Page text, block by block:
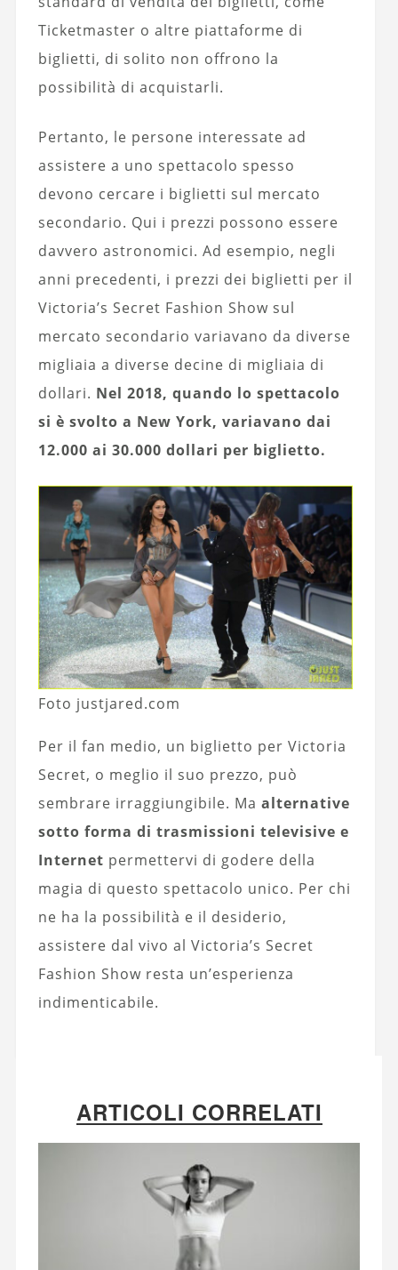
Ticketmaster o altre piattaforme di
biglietti, di solito non offrono la
possibilità di acquistarli.
Pertanto, le persone interessate ad
assistere a uno spettacolo spesso
devono cercare i biglietti sul mercato
secondario. Qui i prezzi possono essere
davvero astronomici. Ad esempio, negli
anni precedenti, i prezzi dei biglietti per il
Victoria’s Secret Fashion Show sul
mercato secondario variavano da diverse
migliaia a diverse decine di migliaia di
dollari. Nel 2018, quando lo spettacolo
si è svolto a New York, variavano dai
12.000 ai 30.000 dollari per biglietto.
Foto justjared.com
Per il fan medio, un biglietto per Victoria
Secret, o meglio il suo prezzo, può
sembrare irraggiungibile. Ma alternative
sotto forma di trasmissioni televisive e
Internet permettervi di godere della
magia di questo spettacolo unico. Per chi
ne ha la possibilità e il desiderio,
assistere dal vivo al Victoria’s Secret
Fashion Show resta un’esperienza
indimenticabile.
ARTICOLI CORRELATI